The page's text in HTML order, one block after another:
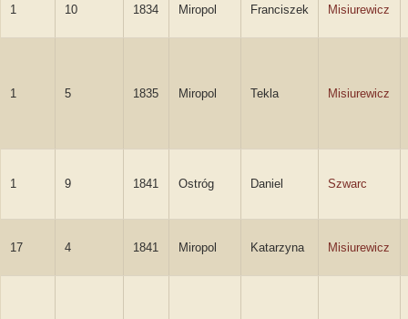
1 10 1834 Miropol Franciszek Misiurewicz
1 5 1835 Miropol Tekla Misiurewicz
1 9 1841 Ostróg Daniel Szwarc
17 4 1841 Miropol Katarzyna Misiurewicz